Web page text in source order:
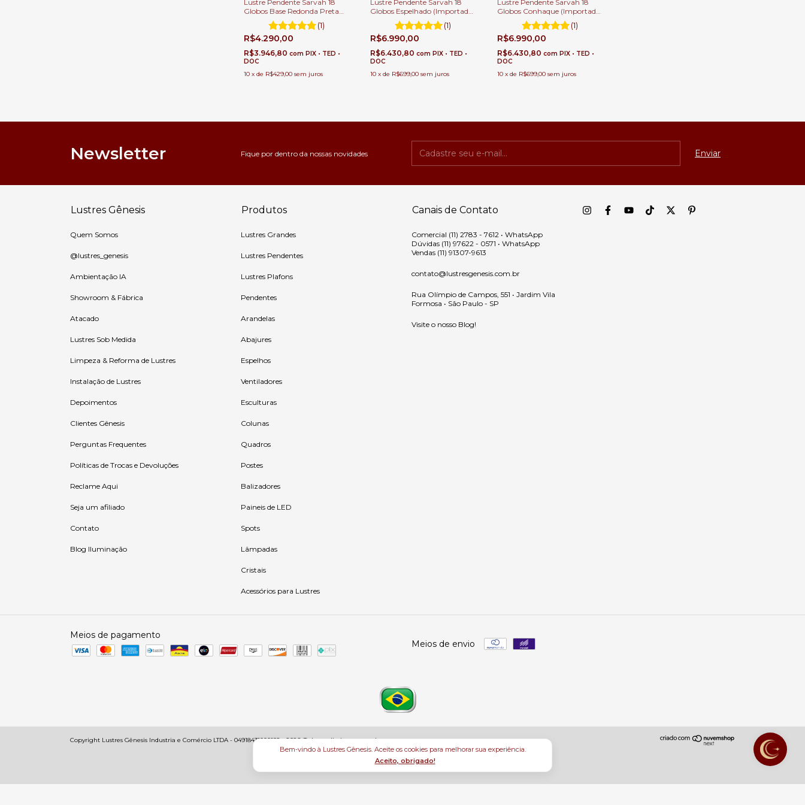
Bem-vindo à Lustres Gênesis. Aceite os cookies para melhorar sua experiência.
Aceito, obrigado!
Lustre Pendente Sarvah 18
Globos Base Redonda Preta
Para Casas Pé Direito Duplo e
(1)
R$4.290,00
R$3.946,80 com PIX • TED •
DOC
10 x de R$429,00 sem juros
Lustre Pendente Sarvah 18
Globos Espelhado (Importado)
Para Casas Pé Direito Duplo e
(1)
R$6.990,00
R$6.430,80com PIX • TED •
DOC
10 xde R$699,00 sem juros
Lustre Pendente Sarvah 18
Globos Conhaque (Importado)
Para Casas Pé Direito Duplo e
(1)
R$6.990,00
R$6.430,80 com PIX • TED •
DOC
10 x de R$699,00 sem juros
Newsletter Fique por dentro da nossas novidades
Lustres Gênesis
Quem Somos
@lustres_genesis
Ambientação IA
Showroom & Fábrica
Atacado
Lustres Sob Medida
Limpeza & Reforma de Lustres
Instalação de Lustres
Depoimentos
Clientes Gênesis
Perguntas Frequentes
Políticas de Trocas e Devoluções
Reclame Aqui
Seja um afiliado
Contato
Blog Iluminação
Produtos
Lustres Grandes
Lustres Pendentes
Lustres Plafons
Pendentes
Arandelas
Abajures
Espelhos
Ventiladores
Esculturas
Colunas
Quadros
Postes
Balizadores
Paineis de LED
Spots
Lâmpadas
Cristais
Acessórios para Lustres
Canais de Contato
Comercial (11) 2783 - 7612 • WhatsApp
Dúvidas (11) 97622 - 0571 • WhatsApp
Vendas (11) 91307-9613
contato@lustresgenesis.com.br
Rua Olímpio de Campos, 551 • Jardim Vila
Formosa • São Paulo - SP
Visite o nosso Blog!
Meios de pagamento
Meios de envio
Copyright Lustres Gênesis Industria e Comércio LTDA - 04918431000192 - 2026. Todos os direitos reservados.